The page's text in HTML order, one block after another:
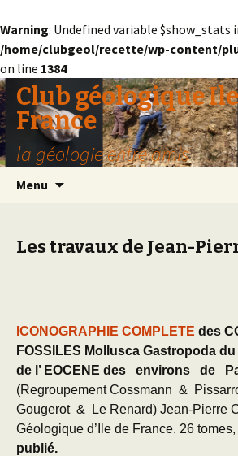
Warning: Undefined variable $show_stats
/home/clubgeol/recette/wp-content/
on line 1384
Club géologique
France
la géologie entre amis
Menu
Les travaux de Jean-
ICONOGRAPHIE COMPLETE des
FOSSILES Mollusca Gastropoda
de l’ EOCENE des environs de
(Regroupement Cossmann &
Gougerot & Le Renard) Jean-Pierre
Géologique d’Ile de France. 26
publié.